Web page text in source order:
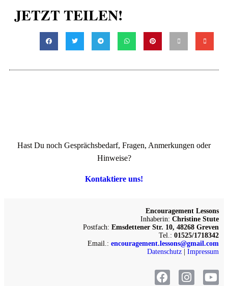
JETZT TEILEN!
Hast Du noch Gesprächsbedarf, Fragen, Anmerkungen oder
Hinweise?
Kontaktiere uns!
Encouragement Lessons
Inhaberin: Christine Stute
Postfach: Emsdettener Str. 10, 48268 Greven
Tel.: 01525/1718342
Email.: encouragement.lessons@gmail.com
Datenschutz | Impressum